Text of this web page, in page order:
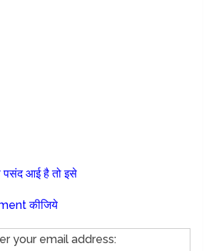
पसंद आई है तो इसे
कीजिये
your email address: